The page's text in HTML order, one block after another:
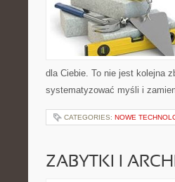
dla Ciebie. To nie jest kolejna
systematyzować myśli i
CATEGORIES: NOWE
ZABYTKI I